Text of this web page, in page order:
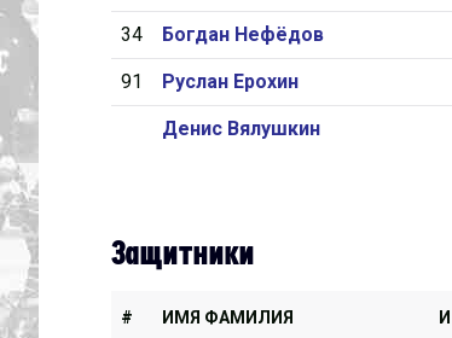
Дивизион Серебряный
Амурские Тигры
34 Богдан Нефёдов
91 Руслан Ерохин
Денис Вялушкин
Защитники
# ИМЯ ФАМИЛИЯ И